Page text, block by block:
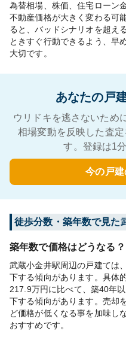
為替相場、株価、住宅ローン
不動産価格が大きく変わる可
ると、バッドシナリオを超え
ときすぐ行動できるよう、早
大切です。
あなたの戸
ウリドキを逃さないため
相場変動を反映した査
す。登録は1
今の戸
徒歩分数・築年数で見た
築年数で価格はどうなる？
武蔵小金井駅周辺の戸建ては
下する傾向があります。具体
217.9万円に比べて、築40年
下する傾向があります。売却
ど価格が低くなる事を加味し
おすすめです。